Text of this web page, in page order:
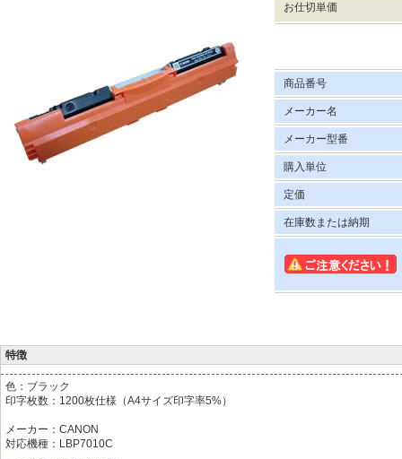
お仕切単価
商品番号
メーカー名
メーカー型番
購入単位
定価
在庫数または納期
特徴
色：ブラック
印字枚数：1200枚仕様（A4サイズ印字率5%）
メーカー：CANON
対応機種：LBP7010C